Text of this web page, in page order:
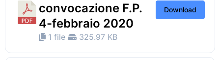
convocazione F.P.
4-febbraio 2020
1 file 325.97 KB
Download